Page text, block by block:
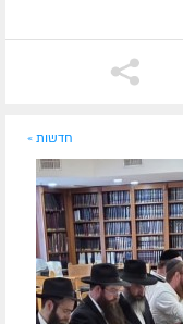
חדשות »